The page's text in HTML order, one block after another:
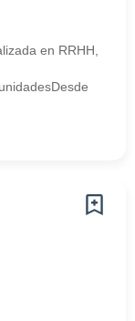
en RRHH,